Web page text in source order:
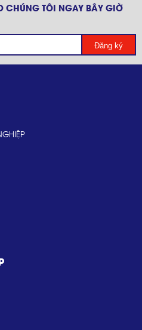
CHÚNG TÔI NGAY BÂY GIỜ
Đăng ký